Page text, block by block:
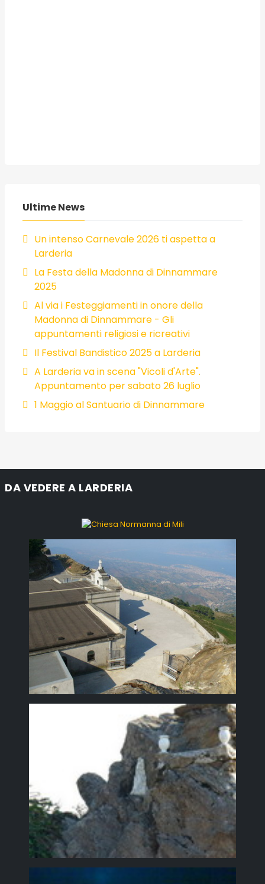
Ultime News
Un intenso Carnevale 2026 ti aspetta a
Larderia
La Festa della Madonna di Dinnammare
2025
Al via i Festeggiamenti in onore della
Madonna di Dinnammare - Gli
appuntamenti religiosi e ricreativi
Il Festival Bandistico 2025 a Larderia
A Larderia va in scena "Vicoli d'Arte".
Appuntamento per sabato 26 luglio
1 Maggio al Santuario di Dinnammare
DA VEDERE A LARDERIA